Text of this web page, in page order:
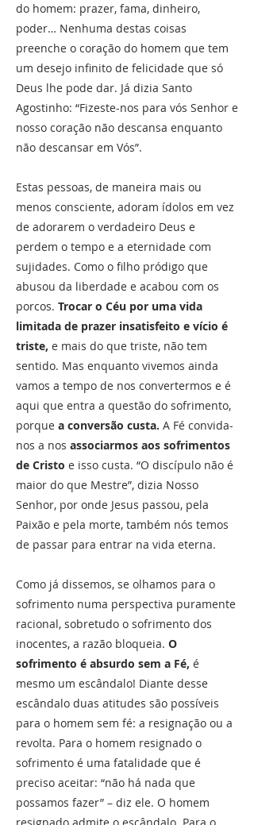
do homem: prazer, fama, dinheiro,
poder… Nenhuma destas coisas
preenche o coração do homem que tem
um desejo infinito de felicidade que só
Deus lhe pode dar. Já dizia Santo
Agostinho: “Fizeste-nos para vós Senhor e
nosso coração não descansa enquanto
não descansar em Vós”.
Estas pessoas, de maneira mais ou
menos consciente, adoram ídolos em vez
de adorarem o verdadeiro Deus e
perdem o tempo e a eternidade com
sujidades. Como o filho pródigo que
abusou da liberdade e acabou com os
porcos. Trocar o Céu por uma vida
limitada de prazer insatisfeito e vício é
triste, e mais do que triste, não tem
sentido. Mas enquanto vivemos ainda
vamos a tempo de nos convertermos e é
aqui que entra a questão do sofrimento,
porque a conversão custa. A Fé convida-
nos a nos associarmos aos sofrimentos
de Cristo e isso custa. “O discípulo não é
maior do que Mestre”, dizia Nosso
Senhor, por onde Jesus passou, pela
Paixão e pela morte, também nós temos
de passar para entrar na vida eterna.
Como já dissemos, se olhamos para o
sofrimento numa perspectiva puramente
racional, sobretudo o sofrimento dos
inocentes, a razão bloqueia. O
sofrimento é absurdo sem a Fé, é
mesmo um escândalo! Diante desse
escândalo duas atitudes são possíveis
para o homem sem fé: a resignação ou a
revolta. Para o homem resignado o
sofrimento é uma fatalidade que é
preciso aceitar: “não há nada que
possamos fazer” – diz ele. O homem